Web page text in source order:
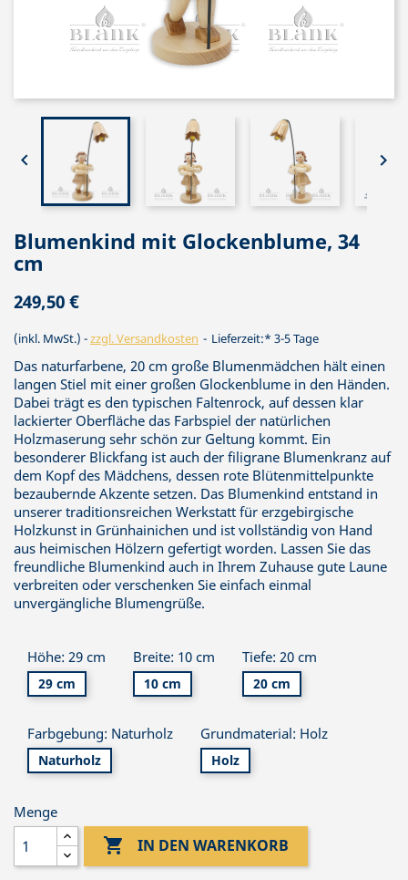
 
Blumenkind mit Glockenblume, 34
cm
249,50 €
(inkl. MwSt.) zzgl. Versandkosten Lieferzeit:* 3-5 Tage
Das naturfarbene, 20 cm große Blumenmädchen hält einen
langen Stiel mit einer großen Glockenblume in den Händen.
Dabei trägt es den typischen Faltenrock, auf dessen klar
lackierter Oberfläche das Farbspiel der natürlichen
Holzmaserung sehr schön zur Geltung kommt. Ein
besonderer Blickfang ist auch der filigrane Blumenkranz auf
dem Kopf des Mädchens, dessen rote Blütenmittelpunkte
bezaubernde Akzente setzen. Das Blumenkind entstand in
unserer traditionsreichen Werkstatt für erzgebirgische
Holzkunst in Grünhainichen und ist vollständig von Hand
aus heimischen Hölzern gefertigt worden. Lassen Sie das
freundliche Blumenkind auch in Ihrem Zuhause gute Laune
verbreiten oder verschenken Sie einfach einmal
unvergängliche Blumengrüße.
Höhe: 29 cm
29 cm
Breite: 10 cm
10 cm
Tiefe: 20 cm
20 cm
Farbgebung: Naturholz
Naturholz
Grundmaterial: Holz
Holz
Menge
 IN DEN WARENKORB